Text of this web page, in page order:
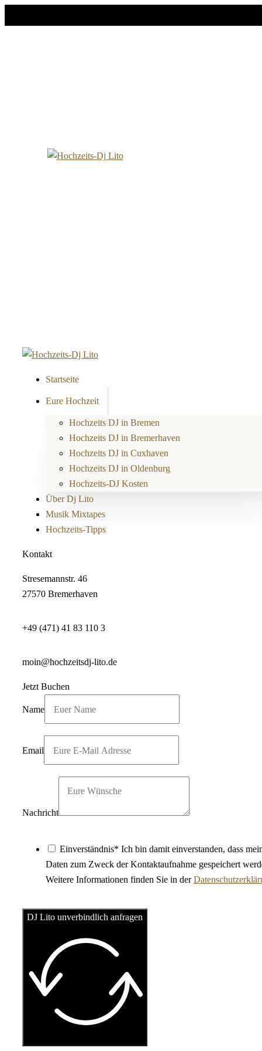
Startseite
Eure Hochzeit
Hochzeits DJ in Bremen
Hochzeits DJ in Bremerhaven
Hochzeits DJ in Cuxhaven
Hochzeits DJ in Oldenburg
Hochzeits-DJ Kosten
Über Dj Lito
Musik Mixtapes
Hochzeits-Tipps
Kontakt
Stresemannstr. 46
27570 Bremerhaven
+49 (471) 41 83 110 3
moin@hochzeitsdj-lito.de
Jetzt Buchen
Name
Email
Nachricht
Einverständnis* Ich bin damit einverstanden, dass
Daten zum Zweck der Kontaktaufnahme gespeichert
Weitere Informationen finden Sie in der
DJ Lito unverbindlich anfragen